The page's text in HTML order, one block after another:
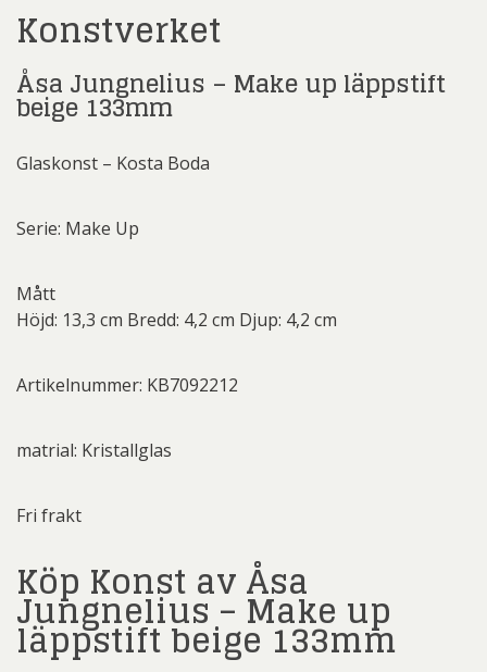
Konstverket
Åsa Jungnelius – Make up läppstift
beige 133mm
Glaskonst – Kosta Boda
Serie: Make Up
Mått
Höjd: 13,3 cm Bredd: 4,2 cm Djup: 4,2 cm
Artikelnummer: KB7092212
matrial: Kristallglas
Fri frakt
Köp Konst av Åsa
Jungnelius – Make up
läppstift beige 133mm